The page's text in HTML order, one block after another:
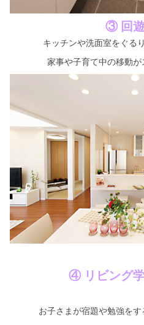
③ 回
キッチンや洗面室をぐる
家事や子育て中の移動が
④ リビング
お子さまが宿題や勉強をす